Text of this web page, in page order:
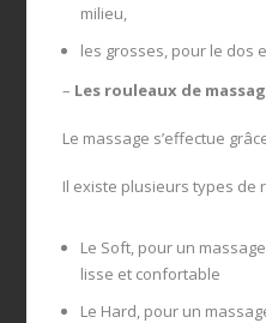
milieu,
les grosses, pour le dos
– Les rouleaux de
Le massage s’effectue
Il existe plusieurs types de
Le Soft, pour un
lisse et confortable
Le Hard, pour un